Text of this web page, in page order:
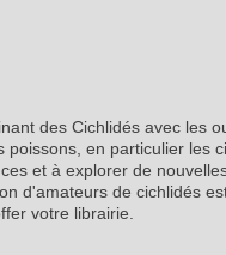
des Cichlidés avec les
poissons, en particulier les
et à explorer de
d'amateurs de cichlidés
votre librairie.